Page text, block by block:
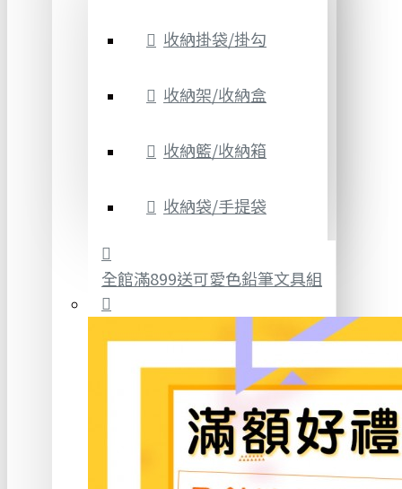
收納掛袋/掛勾
收納架/收納盒
收納籃/收納箱
收納袋/手提袋
全館滿899送可愛色鉛筆文具組